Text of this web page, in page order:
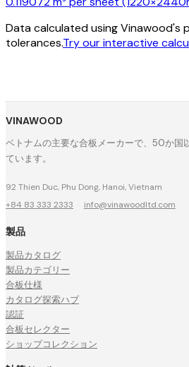
Data calculated using Vinawood's
tolerances.Try our interactive
VINAWOOD
ベトナムの主要な合板メーカーで、50か国
ています。
92 Thien Duc, Phu Dong, Hanoi, Vietnam
+84 83 333 2333 · info@vinawoodltd.com
製品
製品カタログ
製品カテゴリー
合板仕様
カタログ探索ハブ
認証
合板セレクター
ショップコレクション